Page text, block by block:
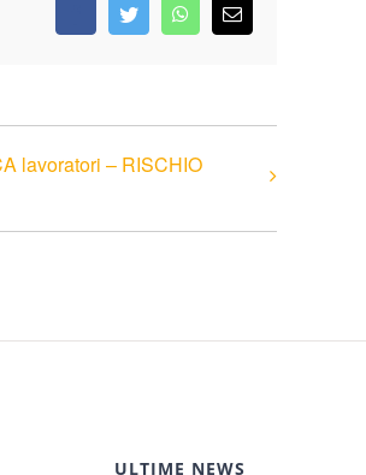
FacebookTwitterWhatsApp
Email
lavoratori – RISCHIO
ULTIME NEWS